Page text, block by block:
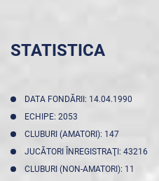
STATISTICA
DATA FONDĂRII: 14.04.1990
ECHIPE: 2053
CLUBURI (AMATORI): 147
JUCĂTORI ÎNREGISTRAŢI: 43216
CLUBURI (NON-AMATORI): 11